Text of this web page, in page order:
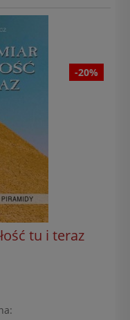
-20%
tu i teraz